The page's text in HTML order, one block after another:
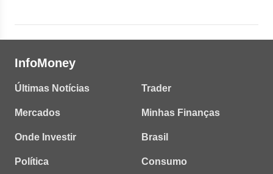
InfoMoney
Últimas Notícias
Mercados
Onde Investir
Política
Trader
Minhas Finanças
Brasil
Consumo